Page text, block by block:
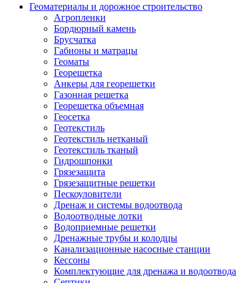
Геоматериалы и дорожное строительство
Агропленки
Бордюрный камень
Брусчатка
Габионы и матрацы
Геоматы
Георешетка
Анкеры для георешетки
Газонная решетка
Георешетка объемная
Геосетка
Геотекстиль
Геотекстиль нетканый
Геотекстиль тканый
Гидрошпонки
Грязезащита
Грязезащитные решетки
Пескоуловители
Дренаж и системы водоотвода
Водоотводные лотки
Водоприемные решетки
Дренажные трубы и колодцы
Канализационные насосные станции
Кессоны
Комплектующие для дренажа и водоотвода